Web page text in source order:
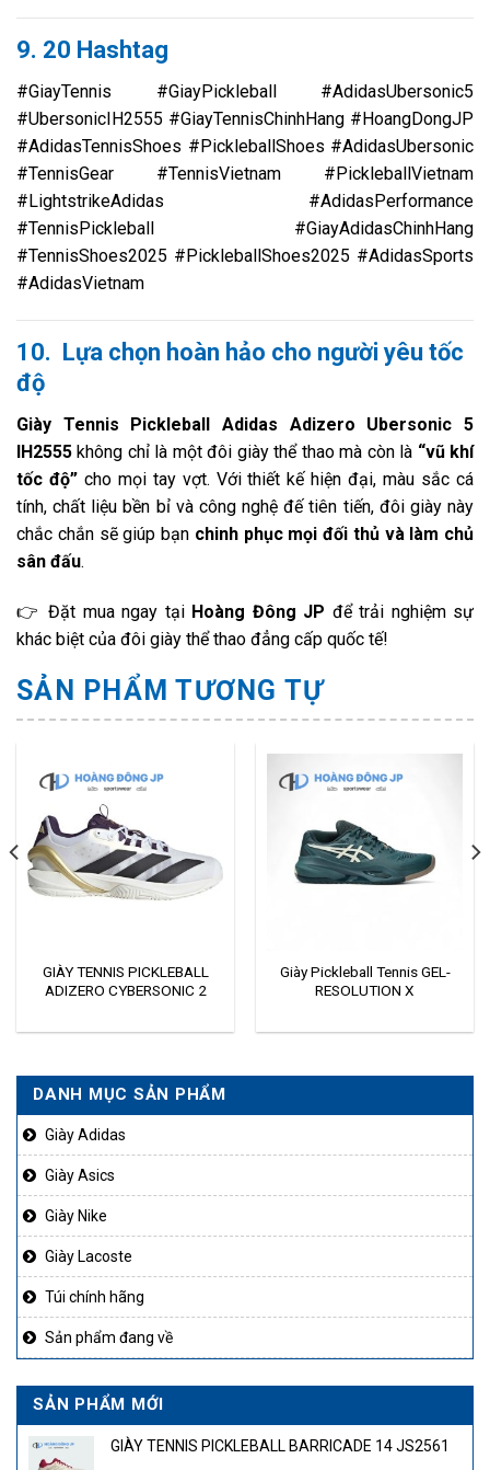
DANH MỤC SẢN PHẨM
Giày Adidas
Giày Asics
Giày Nike
Giày Lacoste
Túi chính hãng
Sản phẩm đang về
SẢN PHẨM MỚI
GIÀY TENNIS PICKLEBALL BARRICADE 14 JS2561
9. 20 Hashtag
#GiayTennis #GiayPickleball #AdidasUbersonic5
#UbersonicIH2555 #GiayTennisChinhHang #HoangDongJP
#AdidasTennisShoes #PickleballShoes #AdidasUbersonic
#TennisGear #TennisVietnam #PickleballVietnam
#LightstrikeAdidas #AdidasPerformance
#TennisPickleball #GiayAdidasChinhHang
#TennisShoes2025 #PickleballShoes2025 #AdidasSports
#AdidasVietnam
10. Lựa chọn hoàn hảo cho người yêu tốc
độ
Giày Tennis Pickleball Adidas Adizero Ubersonic 5
IH2555 không chỉ là một đôi giày thể thao mà còn là “vũ khí
tốc độ”cho mọi tay vợt. Với thiết kế hiện đại, màu sắc cá
tính, chất liệu bền bỉ và công nghệ đế tiên tiến, đôi giày này
chắc chắn sẽ giúp bạn chinh phục mọi đối thủ và làm chủ
sân đấu.
👉 Đặt mua ngay tại Hoàng Đông JP để trải nghiệm sự
khác biệt của đôi giày thể thao đẳng cấp quốc tế!
SẢN PHẨM TƯƠNG TỰ
GIÀY TENNIS PICKLEBALL
ADIZERO CYBERSONIC 2
Giày Pickleball Tennis GEL-
RESOLUTION X